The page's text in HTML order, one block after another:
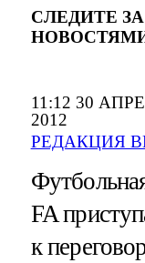
11:12 30
2012
РЕДАКЦИЯ
СЛЕДИТЕ ЗА
FA
к